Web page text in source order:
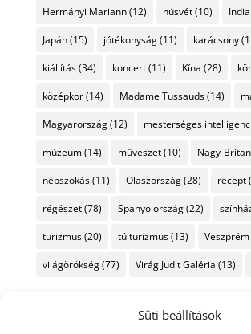
Süti beállítások
Hermányi Mariann(12) húsvét(10) India
Japán(15) jótékonyság(11) karácsony
kiállítás(34) koncert(11) Kína (28)
középkor(14) Madame Tussauds(14)
Magyarország(12) mesterséges
múzeum(14) művészet(10) Nagy-
népszokás(11) Olaszország(28) recept
régészet(78) Spanyolország(22)
turizmus(20) túlturizmus(13) Veszprém
világörökség(77) Virág Judit Galéria (13)